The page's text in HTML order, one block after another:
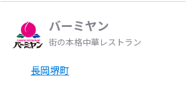
バーミヤン
街の本格中華レストラン
長岡堺町